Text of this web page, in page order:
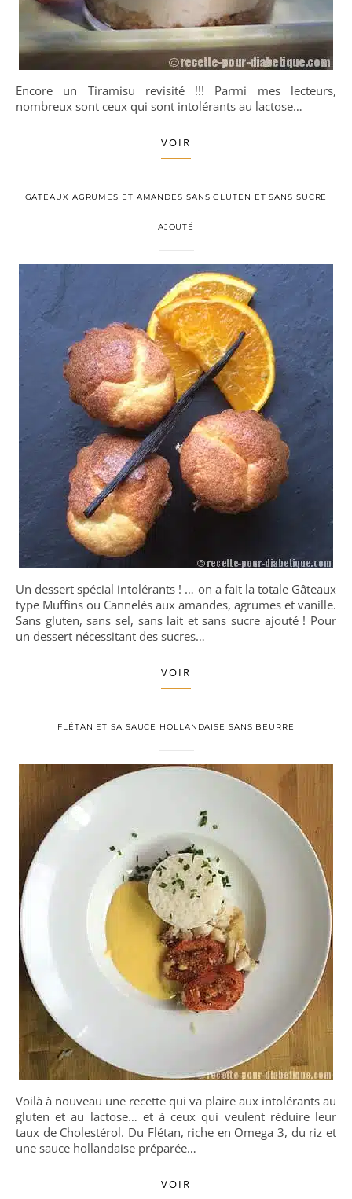
Encore un Tiramisu revisité !!! Parmi mes lecteurs,
nombreux sont ceux qui sont intolérants au lactose…
VOIR
GATEAUX AGRUMES ET AMANDES SANS GLUTEN ET SANS SUCRE
AJOUTÉ
Un dessert spécial intolérants ! … on a fait la totale Gâteaux
type Muffins ou Cannelés aux amandes, agrumes et vanille.
Sans gluten, sans sel, sans lait et sans sucre ajouté ! Pour
un dessert nécessitant des sucres…
VOIR
FLÉTAN ET SA SAUCE HOLLANDAISE SANS BEURRE
Voilà à nouveau une recette qui va plaire aux intolérants au
gluten et au lactose… et à ceux qui veulent réduire leur
taux de Cholestérol. Du Flétan, riche en Omega 3, du riz et
une sauce hollandaise préparée…
VOIR